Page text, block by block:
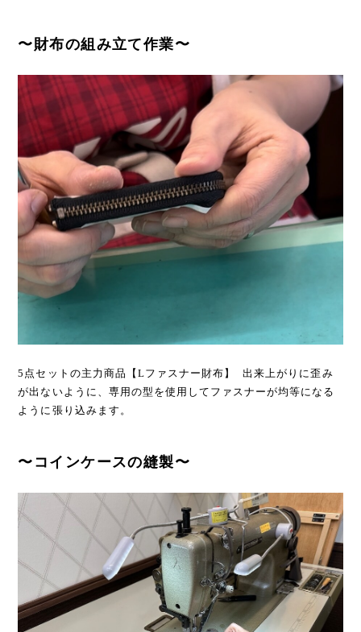
〜財布の組み立て作業〜
5点セットの主力商品【Lファスナー財布】 出来上がりに歪み
が出ないように、専用の型を使用してファスナーが均等になる
ように張り込みます。
〜コインケースの縫製〜